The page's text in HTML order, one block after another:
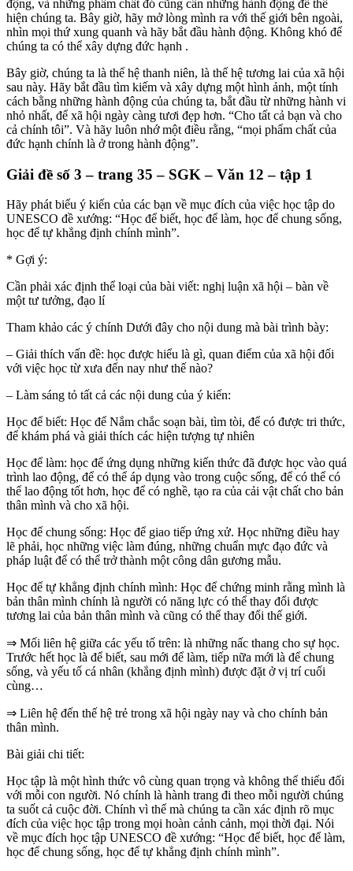
động, và những phẩm chất đó cũng cần những hành động để thể
hiện chúng ta. Bây giờ, hãy mở lòng mình ra với thế giới bên ngoài,
nhìn mọi thứ xung quanh và hãy bắt đầu hành động. Không khó để
chúng ta có thể xây dựng đức hạnh .
Bây giờ, chúng ta là thế hệ thanh niên, là thế hệ tương lai của xã hội
sau này. Hãy bắt đầu tìm kiếm và xây dựng một hình ảnh, một tính
cách bằng những hành động của chúng ta, bắt đầu từ những hành vi
nhỏ nhất, để xã hội ngày càng tươi đẹp hơn. “Cho tất cả bạn và cho
cả chính tôi”. Và hãy luôn nhớ một điều rằng, “mọi phẩm chất của
đức hạnh chính là ở trong hành động”.
Giải đề số 3 – trang 35 – SGK – Văn 12 – tập 1
Hãy phát biểu ý kiến của các bạn về mục đích của việc học tập do
UNESCO đề xướng: “Học để biết, học để làm, học để chung sống,
học để tự khẳng định chính mình”.
* Gợi ý:
Cần phải xác định thể loại của bài viết: nghị luận xã hội – bàn về
một tư tưởng, đạo lí
Tham khảo các ý chính Dưới đây cho nội dung mà bài trình bày:
– Giải thích vấn đề: học được hiểu là gì, quan điểm của xã hội đối
với việc học từ xưa đến nay như thế nào?
– Làm sáng tỏ tất cả các nội dung của ý kiến:
Học để biết: Học để Nắm chắc soạn bài, tìm tòi, để có được tri thức,
để khám phá và giải thích các hiện tượng tự nhiên
Học để làm: học để ứng dụng những kiến thức đã được học vào quá
trình lao động, để có thể áp dụng vào trong cuộc sống, để có thể có
thể lao động tốt hơn, học để có nghề, tạo ra của cải vật chất cho bản
thân mình và cho xã hội.
Học để chung sống: Học để giao tiếp ứng xử. Học những điều hay
lẽ phải, học những việc làm đúng, những chuẩn mực đạo đức và
pháp luật để có thể trở thành một công dân gương mẫu.
Học để tự khẳng định chính mình: Học để chứng minh rằng mình là
bản thân mình chính là người có năng lực có thể thay đổi được
tương lai của bản thân mình và cũng có thể thay đổi thế giới.
⇒ Mối liên hệ giữa các yếu tố trên: là những nấc thang cho sự học.
Trước hết học là để biết, sau mới để làm, tiếp nữa mới là để chung
sống, và yếu tố cá nhân (khẳng định mình) được đặt ở vị trí cuối
cùng…
⇒ Liên hệ đến thế hệ trẻ trong xã hội ngày nay và cho chính bản
thân mình.
Bài giải chi tiết:
Học tập là một hình thức vô cùng quan trọng và không thể thiếu đối
với mỗi con người. Nó chính là hành trang đi theo mỗi người chúng
ta suốt cả cuộc đời. Chính vì thế mà chúng ta cần xác định rõ mục
đích của việc học tập trong mọi hoàn cảnh cảnh, mọi thời đại. Nói
về mục đích học tập UNESCO đề xướng: “Học để biết, học để làm,
học để chung sống, học để tự khẳng định chính mình”.